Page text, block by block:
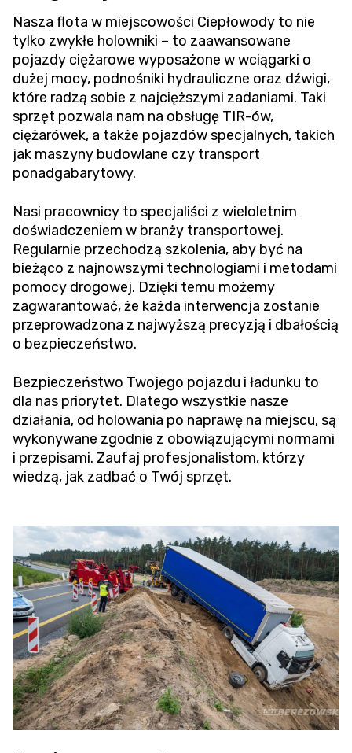
Nasza flota w miejscowości Ciepłowody to nie
tylko zwykłe holowniki – to zaawansowane
pojazdy ciężarowe wyposażone w wciągarki o
dużej mocy, podnośniki hydrauliczne oraz dźwigi,
które radzą sobie z najcięższymi zadaniami. Taki
sprzęt pozwala nam na obsługę TIR-ów,
ciężarówek, a także pojazdów specjalnych, takich
jak maszyny budowlane czy transport
ponadgabarytowy.
Nasi pracownicy to specjaliści z wieloletnim
doświadczeniem w branży transportowej.
Regularnie przechodzą szkolenia, aby być na
bieżąco z najnowszymi technologiami i metodami
pomocy drogowej. Dzięki temu możemy
zagwarantować, że każda interwencja zostanie
przeprowadzona z najwyższą precyzją i dbałością
o bezpieczeństwo.
Bezpieczeństwo Twojego pojazdu i ładunku to
dla nas priorytet. Dlatego wszystkie nasze
działania, od holowania po naprawę na miejscu, są
wykonywane zgodnie z obowiązującymi normami
i przepisami. Zaufaj profesjonalistom, którzy
wiedzą, jak zadbać o Twój sprzęt.